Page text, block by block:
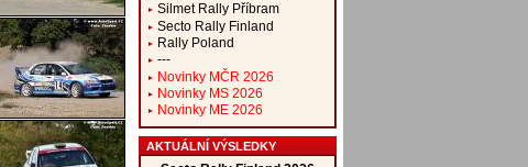
Silmet Rally Příbram
Secto Rally Finland
Rally Poland
---
Novinky MČR 2026
Novinky MS 2026
Novinky ME 2026
AKTUÁLNÍ VÝSLEDKY